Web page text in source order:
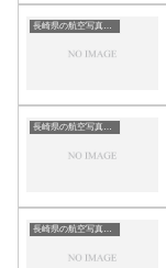
長崎県の航空写真・空中写真
長崎県の航空写真・空中写真